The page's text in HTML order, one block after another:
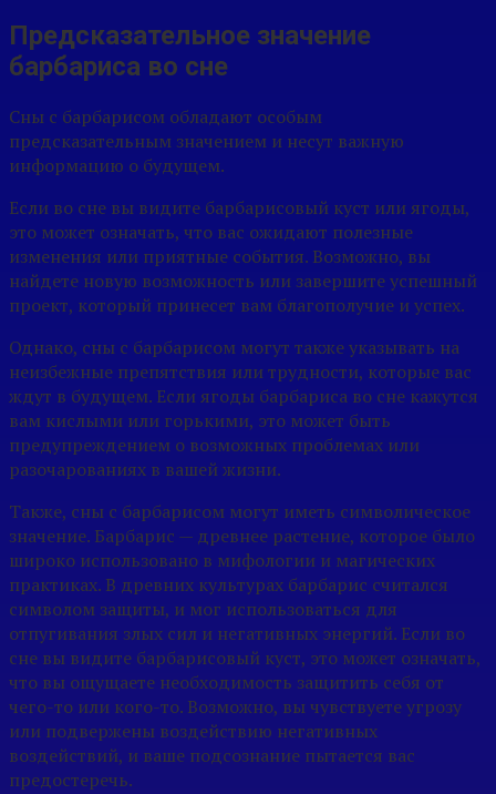
Предсказательное значение
барбариса во сне
Сны с барбарисом обладают особым
предсказательным значением и несут важную
информацию о будущем.
Если во сне вы видите барбарисовый куст или ягоды,
это может означать, что вас ожидают полезные
изменения или приятные события. Возможно, вы
найдете новую возможность или завершите успешный
проект, который принесет вам благополучие и успех.
Однако, сны с барбарисом могут также указывать на
неизбежные препятствия или трудности, которые вас
ждут в будущем. Если ягоды барбариса во сне кажутся
вам кислыми или горькими, это может быть
предупреждением о возможных проблемах или
разочарованиях в вашей жизни.
Также, сны с барбарисом могут иметь символическое
значение. Барбарис — древнее растение, которое было
широко использовано в мифологии и магических
практиках. В древних культурах барбарис считался
символом защиты, и мог использоваться для
отпугивания злых сил и негативных энергий. Если во
сне вы видите барбарисовый куст, это может означать,
что вы ощущаете необходимость защитить себя от
чего-то или кого-то. Возможно, вы чувствуете угрозу
или подвержены воздействию негативных
воздействий, и ваше подсознание пытается вас
предостеречь.